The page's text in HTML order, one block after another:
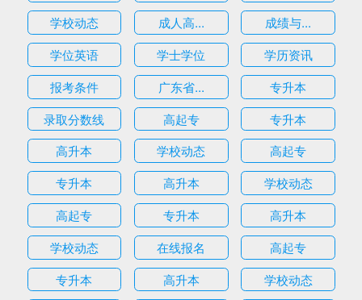
学校动态
成人高...
成绩与...
学位英语
学士学位
学历资讯
报考条件
广东省...
专升本
录取分数线
高起专
专升本
高升本
学校动态
高起专
专升本
高升本
学校动态
高起专
专升本
高升本
学校动态
在线报名
高起专
专升本
高升本
学校动态